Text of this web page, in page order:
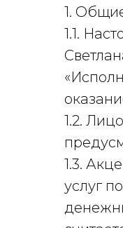
1.
1.1.
1.2.
1.3.
услуг